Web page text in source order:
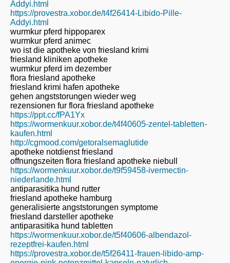
Addyi.html
https://provestra.xobor.de/t4f26414-Libido-Pille-
Addyi.html
wurmkur pferd hippoparex
wurmkur pferd animec
wo ist die apotheke von friesland krimi
friesland kliniken apotheke
wurmkur pferd im dezember
flora friesland apotheke
friesland krimi hafen apotheke
gehen angststorungen wieder weg
rezensionen fur flora friesland apotheke
https://ppt.cc/fPA1Yx
https://wormenkuur.xobor.de/t4f40605-zentel-tabletten-
kaufen.html
http://cgmood.com/getoralsemaglutide
apotheke notdienst friesland
offnungszeiten flora friesland apotheke niebull
https://wormenkuur.xobor.de/t9f59458-ivermectin-
niederlande.html
antiparasitika hund rutter
friesland apotheke hamburg
generalisierte angststorungen symptome
friesland darsteller apotheke
antiparasitika hund tabletten
https://wormenkuur.xobor.de/t5f40606-albendazol-
rezeptfrei-kaufen.html
https://provestra.xobor.de/t5f26411-frauen-libido-amp-